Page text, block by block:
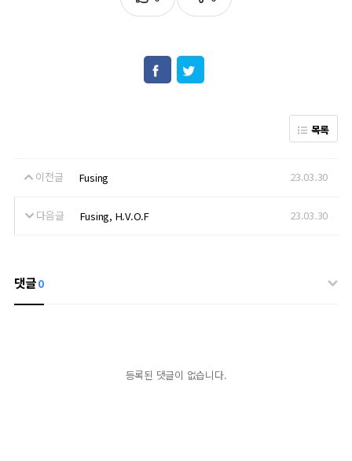
목록
이전글 Fusing 23.03.30
다음글 Fusing, H.V.O.F 23.03.30
댓글0
등록된 댓글이 없습니다.